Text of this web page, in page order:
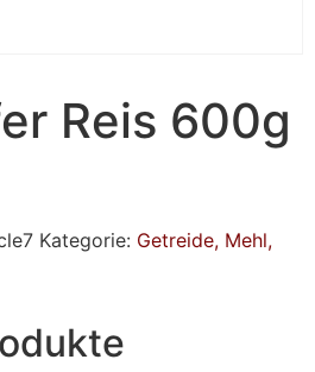
Reis 600g
Kategorie: Getreide, Mehl,